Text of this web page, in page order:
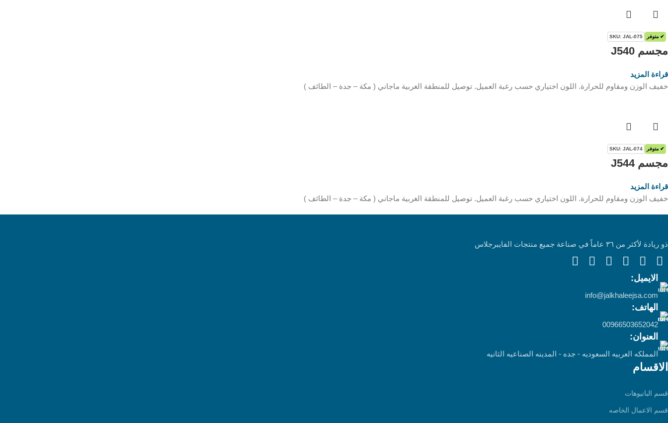
✔ متوفر SKU: JAL-075
مجسم J540
قراءة المزيد
خفيف الوزن ومقاوم للحرارة. اللون اختياري حسب رغبة العميل. توصيل للمنطقة الغربية ماجاني ( مكة – جدة – الطائف )
✔ متوفر SKU: JAL-074
مجسم J544
قراءة المزيد
خفيف الوزن ومقاوم للحرارة. اللون اختياري حسب رغبة العميل. توصيل للمنطقة الغربية ماجاني ( مكة – جدة – الطائف )
ذو ريادة لأكثر من ٣٦ عاماً في صناعة جميع منتجات الفايبرجلاس
الايميل:
info@jalkhaleejsa.com
الهاتف:
00966503652042
العنوان:
المملكه العربيه السعوديه - جده - المدينه الصناعيه الثانيه
الاقسام
قسم البانيوهات
قسم الاعمال الخاصه